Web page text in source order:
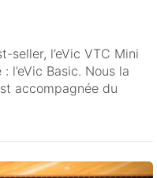
seller, l’eVic VTC Mini
l’eVic Basic. Nous la
accompagnée du